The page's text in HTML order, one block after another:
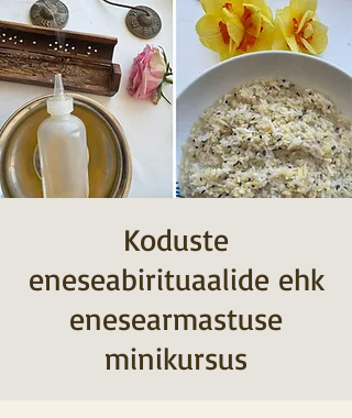
Koduste
eneseabirituaalide ehk
enesearmastuse
minikursus